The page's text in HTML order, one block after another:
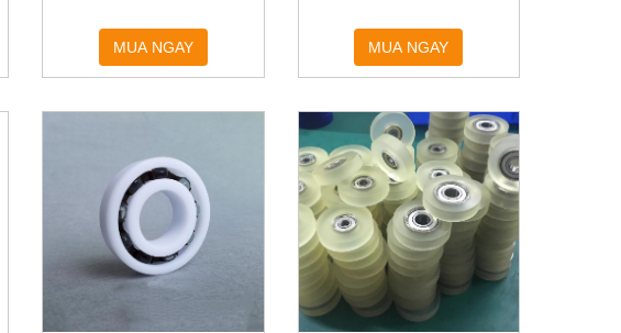
MUA NGAY MUA NGAY
Phân loại màu: trắng
Loại: ròng rọc di chuyển